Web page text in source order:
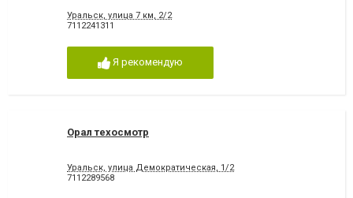
Уральск, улица 7 км, 2/2
7112241311
Я рекомендую
Орал техосмотр
Уральск, улица Демократическая, 1/2
7112289568